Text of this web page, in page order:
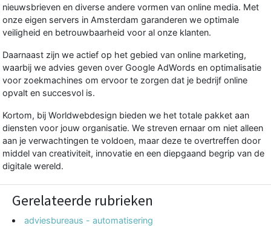
nieuwsbrieven en diverse andere vormen van online media. Met
onze eigen servers in Amsterdam garanderen we optimale
veiligheid en betrouwbaarheid voor al onze klanten.
Daarnaast zijn we actief op het gebied van online marketing,
waarbij we advies geven over Google AdWords en optimalisatie
voor zoekmachines om ervoor te zorgen dat je bedrijf online
opvalt en succesvol is.
Kortom, bij Worldwebdesign bieden we het totale pakket aan
diensten voor jouw organisatie. We streven ernaar om niet alleen
aan je verwachtingen te voldoen, maar deze te overtreffen door
middel van creativiteit, innovatie en een diepgaand begrip van de
digitale wereld.
Gerelateerde rubrieken
adviesbureaus - automatisering